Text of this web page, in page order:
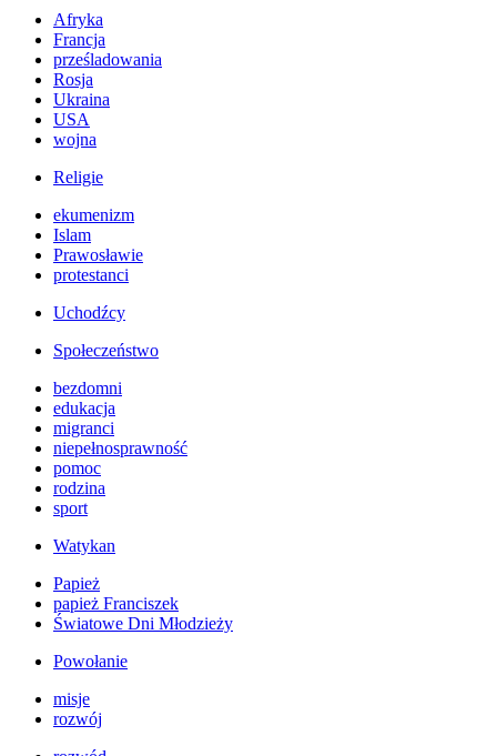
Afryka
Francja
prześladowania
Rosja
Ukraina
USA
wojna
Religie
ekumenizm
Islam
Prawosławie
protestanci
Uchodźcy
Społeczeństwo
bezdomni
edukacja
migranci
niepełnosprawność
pomoc
rodzina
sport
Watykan
Papież
papież Franciszek
Światowe Dni Młodzieży
Powołanie
misje
rozwój